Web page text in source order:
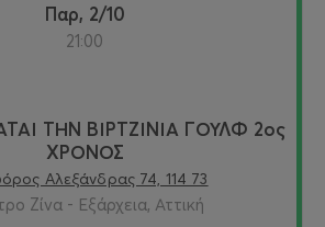
Παρ, 2/10
21:00
ΤΗΝ ΒΙΡΤΖΙΝΙΑ ΓΟΥΛΦ 2ος
ΧΡΟΝΟΣ
Αλεξάνδρας 74, 114 73
Ζίνα - Εξάρχεια, Αττική